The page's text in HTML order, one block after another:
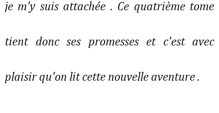
je m'y suis attachée . Ce quatrième tome
tient donc ses promesses et c'est avec
plaisir qu'on lit cette nouvelle aventure .